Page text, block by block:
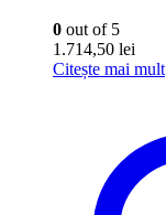
0 out of 5
1.714,50 lei
Citește mai mult